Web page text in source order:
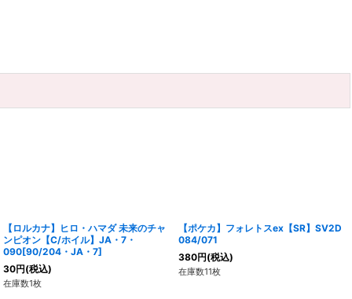
【ロルカナ】ヒロ・ハマダ 未来のチャ
ンピオン【C/ホイル】JA・7・
090[90/204・JA・7]
30円(税込)
在庫数1枚
【ポケカ】フォレトスex【SR】SV2D
084/071
380円(税込)
在庫数11枚